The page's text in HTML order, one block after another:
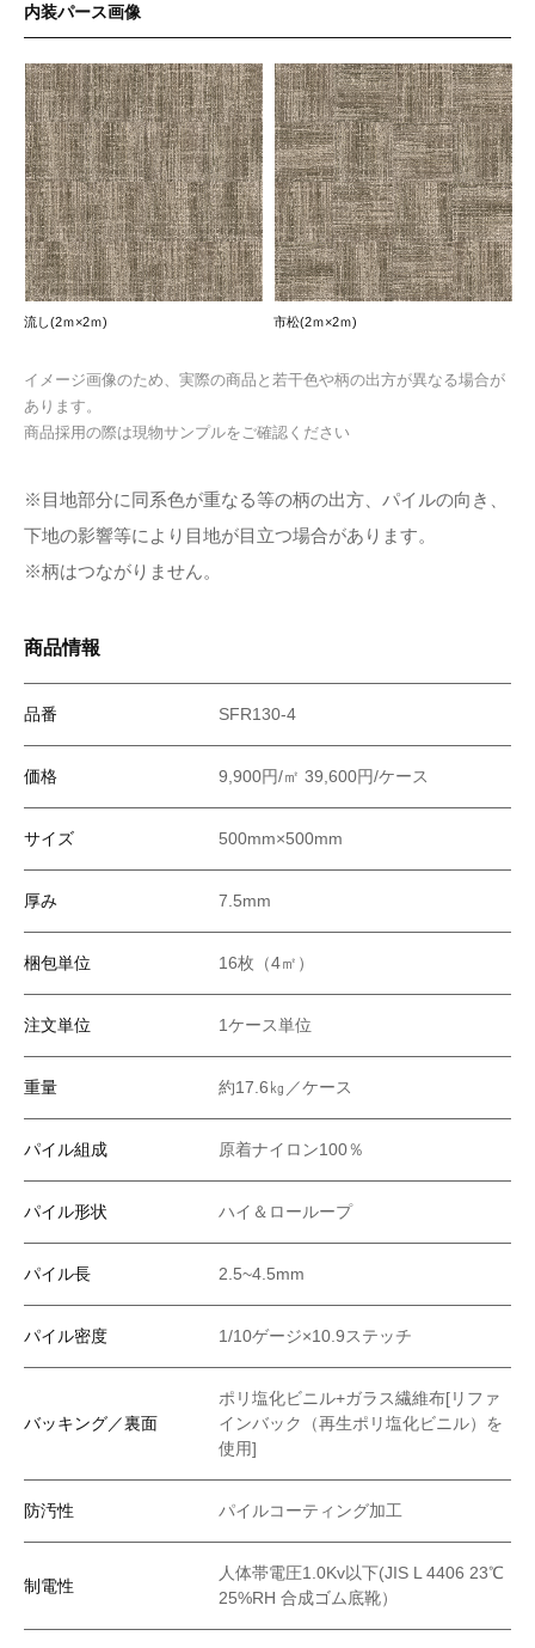
内装パース画像
流し(2ｍ×2ｍ) 市松(2ｍ×2ｍ)
イメージ画像のため、実際の商品と若干色や柄の出方が異なる場合が
あります。
商品採用の際は現物サンプルをご確認ください
※目地部分に同系色が重なる等の柄の出方、パイルの向き、
下地の影響等により目地が目立つ場合があります。
※柄はつながりません。
商品情報
品番 SFR130-4
価格 9,900円/㎡ 39,600円/ケース
サイズ 500mm×500mm
厚み 7.5mm
梱包単位 16枚（4㎡）
注文単位 1ケース単位
重量 約17.6㎏／ケース
パイル組成 原着ナイロン100％
パイル形状 ハイ＆ローループ
パイル長 2.5~4.5mm
パイル密度 1/10ゲージ×10.9ステッチ
バッキング／裏面
ポリ塩化ビニル+ガラス繊維布[リファ
インバック（再生ポリ塩化ビニル）を
使用]
防汚性 パイルコーティング加工
制電性
人体帯電圧1.0Kv以下(JIS L 4406 23℃
25%RH 合成ゴム底靴）